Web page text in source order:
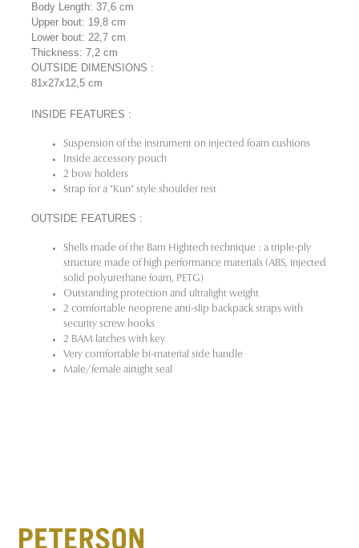
Body Length: 37,6 cm
Upper bout: 19,8 cm
Lower bout: 22,7 cm
Thickness: 7,2 cm
OUTSIDE DIMENSIONS :
81x27x12,5 cm
INSIDE FEATURES :
Suspension of the instrument on injected foam cushions
Inside accessory pouch
2 bow holders
Strap for a "Kun" style shoulder rest
OUTSIDE FEATURES :
Shells made of the Bam Hightech technique : a triple-ply
structure made of high performance materials (ABS, injected
solid polyurethane foam, PETG)
Outstanding protection and ultralight weight
2 comfortable neoprene anti-slip backpack straps with
security screw hooks
2 BAM latches with key
Very comfortable bi-material side handle
Male/female airtight seal